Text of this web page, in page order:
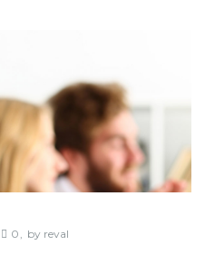
0 by reval